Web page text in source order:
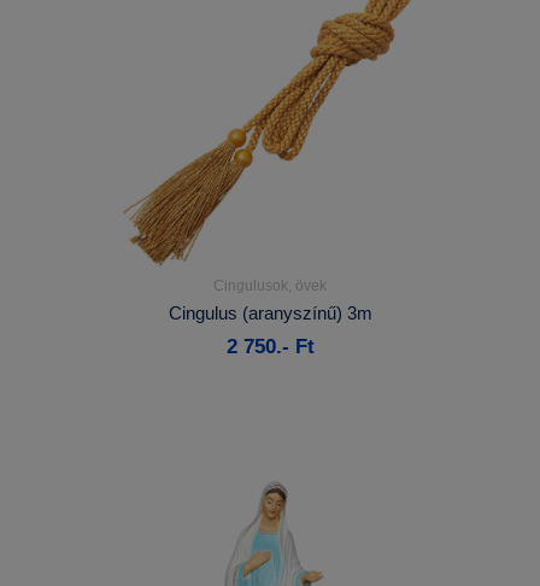
Részletek...
Kosárba
Cingulusok, övek
Cingulus (aranyszínű) 3m
2 750.- Ft